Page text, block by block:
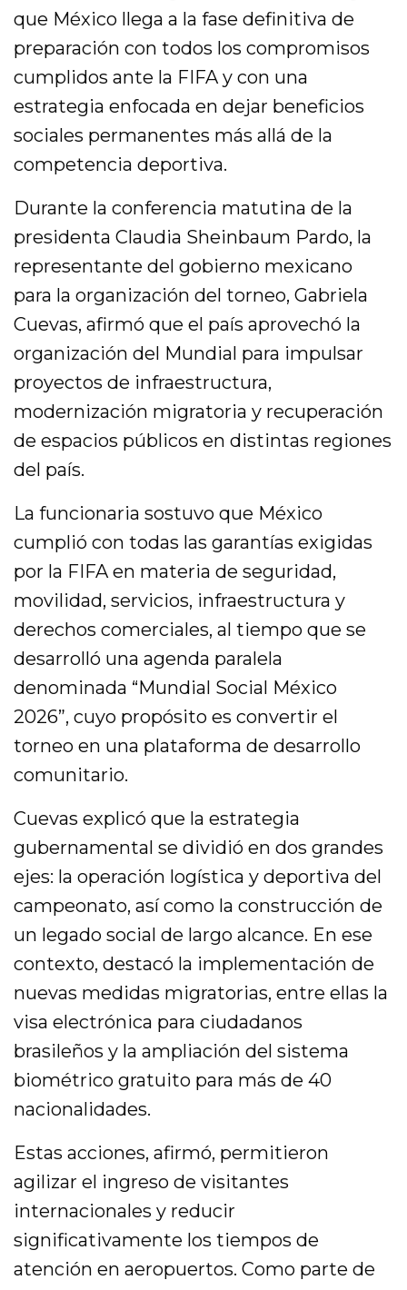
que México llega a la fase definitiva de
preparación con todos los compromisos
cumplidos ante la FIFA y con una
estrategia enfocada en dejar beneficios
sociales permanentes más allá de la
competencia deportiva.
Durante la conferencia matutina de la
presidenta Claudia Sheinbaum Pardo, la
representante del gobierno mexicano
para la organización del torneo, Gabriela
Cuevas, afirmó que el país aprovechó la
organización del Mundial para impulsar
proyectos de infraestructura,
modernización migratoria y recuperación
de espacios públicos en distintas regiones
del país.
La funcionaria sostuvo que México
cumplió con todas las garantías exigidas
por la FIFA en materia de seguridad,
movilidad, servicios, infraestructura y
derechos comerciales, al tiempo que se
desarrolló una agenda paralela
denominada “Mundial Social México
2026”, cuyo propósito es convertir el
torneo en una plataforma de desarrollo
comunitario.
Cuevas explicó que la estrategia
gubernamental se dividió en dos grandes
ejes: la operación logística y deportiva del
campeonato, así como la construcción de
un legado social de largo alcance. En ese
contexto, destacó la implementación de
nuevas medidas migratorias, entre ellas la
visa electrónica para ciudadanos
brasileños y la ampliación del sistema
biométrico gratuito para más de 40
nacionalidades.
Estas acciones, afirmó, permitieron
agilizar el ingreso de visitantes
internacionales y reducir
significativamente los tiempos de
atención en aeropuertos. Como parte de